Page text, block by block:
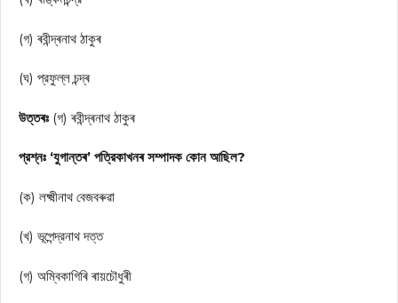
(গ) ৰবীন্দ্ৰনাথ ঠাকুৰ
(ঘ) প্রফুল্ল চন্দ্ৰ
উত্তৰঃ (গ) ৰবীন্দ্ৰনাথ ঠাকুৰ
প্রশ্নঃ ‘যুগান্তৰ’ পত্রিকাখনৰ সম্পাদক কোন আছিল?
(ক) লক্ষ্মীনাথ বেজবৰুৱা
(খ) ভূপেন্দ্রনাথ দত্ত
(গ) অম্বিকাগিৰি ৰায়চৌধুৰী